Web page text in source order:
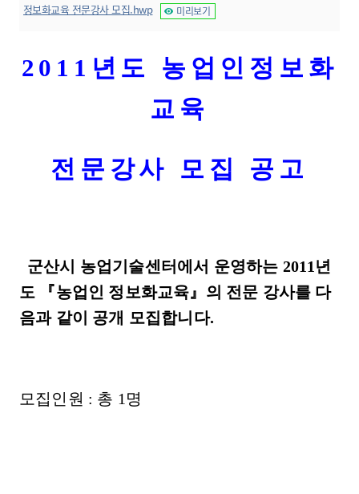
정보화교육 전문강사 모집.hwp 미리보기
2011년도 농업인정보화
교육
전문강사 모집 공고
군산시 농업기술센터에서 운영하는 2011년
도 『농업인 정보화교육』의 전문 강사를 다
음과 같이 공개 모집합니다.
모집인원 : 총 1명